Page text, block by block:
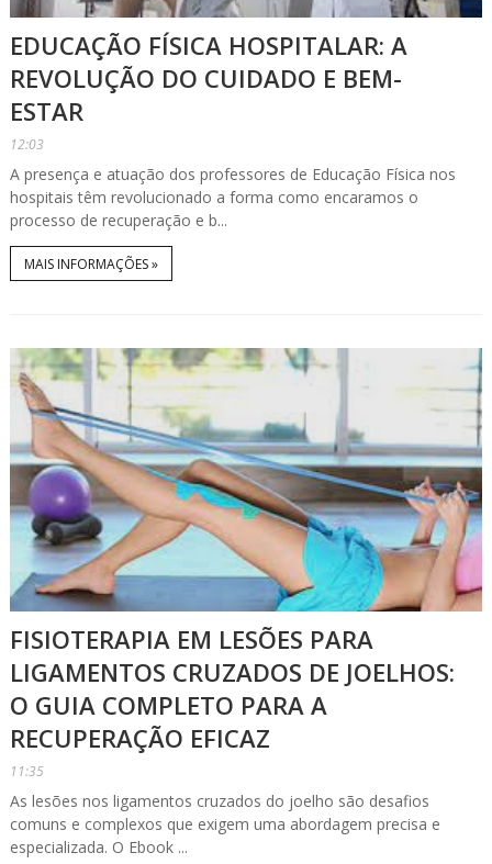
EDUCAÇÃO FÍSICA HOSPITALAR: A
REVOLUÇÃO DO CUIDADO E BEM-
ESTAR
12:03
A presença e atuação dos professores de Educação Física nos
hospitais têm revolucionado a forma como encaramos o
processo de recuperação e b...
MAIS INFORMAÇÕES »
FISIOTERAPIA EM LESÕES PARA
LIGAMENTOS CRUZADOS DE JOELHOS:
O GUIA COMPLETO PARA A
RECUPERAÇÃO EFICAZ
11:35
As lesões nos ligamentos cruzados do joelho são desafios
comuns e complexos que exigem uma abordagem precisa e
especializada. O Ebook ...